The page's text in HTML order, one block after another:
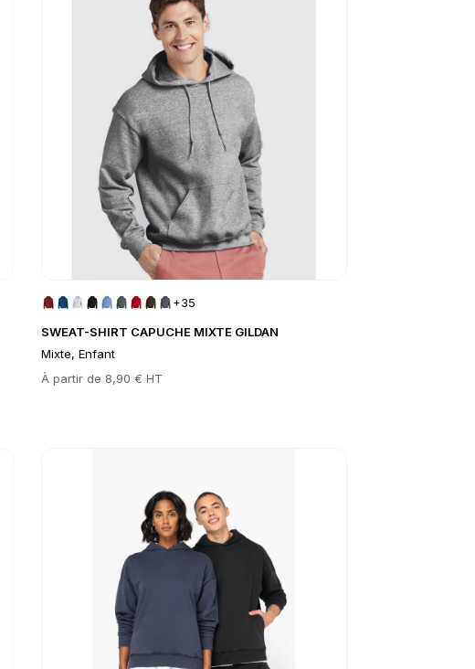
SWEAT-SHIRT CAPUCHE MIXTE GILDAN
Mixte, Enfant
Prix
À partir de 8,90 € HT
+35